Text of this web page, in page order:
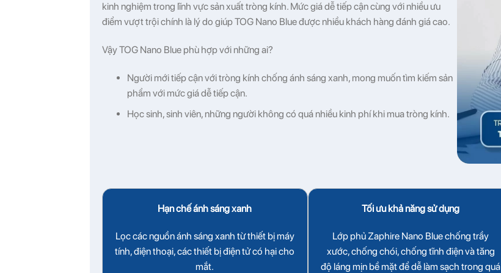
kinh nghiệm trong lĩnh vực sản xuất tròng kính. Mức giá dễ tiếp cận cùng với nhiều ưu
điểm vượt trội chính là lý do giúp TOG Nano Blue được nhiều khách hàng đánh giá cao.
Vậy TOG Nano Blue phù hợp với những ai?
Người mới tiếp cận với tròng kính chống ánh sáng xanh, mong muốn tìm kiếm sản
phẩm với mức giá dễ tiếp cận.
Học sinh, sinh viên, những người không có quá nhiều kinh phí khi mua tròng kính.
Hạn chế ánh sáng xanh
Lọc các nguồn ánh sáng xanh từ thiết bị máy
tính, điện thoại, các thiết bị điện tử có hại cho
mắt.
Tối ưu khả năng sử dụng
Lớp phủ Zaphire Nano Blue chống trầy
xước, chống chói, chống tĩnh điện và tăng
độ láng mịn bề mặt để dễ làm sạch trong quá